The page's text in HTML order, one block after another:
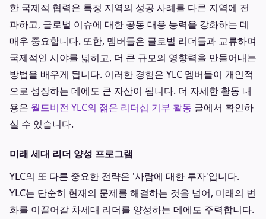
한 국제적 협력은 특정 지역의 성공 사례를 다른 지역에 전
파하고, 글로벌 이슈에 대한 공동 대응 능력을 강화하는 데
매우 중요합니다. 또한, 멤버들은 글로벌 리더들과 교류하며
국제적인 시야를 넓히고, 더 큰 규모의 영향력을 만들어내는
방법을 배우게 됩니다. 이러한 경험은 YLC 멤버들이 개인적
으로 성장하는 데에도 큰 자산이 됩니다. 더 자세한 활동 내
용은 월드비전 YLC의 젊은 리더십 기부 활동 글에서 확인하
실 수 있습니다.
미래 세대 리더 양성 프로그램
YLC의 또 다른 중요한 전략은 '사람에 대한 투자'입니다.
YLC는 단순히 현재의 문제를 해결하는 것을 넘어, 미래의 변
화를 이끌어갈 차세대 리더를 양성하는 데에도 주력합니다.